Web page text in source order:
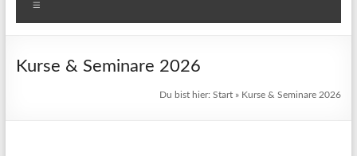
Kurse & Seminare 2026
Du bist hier:Start » Kurse & Seminare 2026